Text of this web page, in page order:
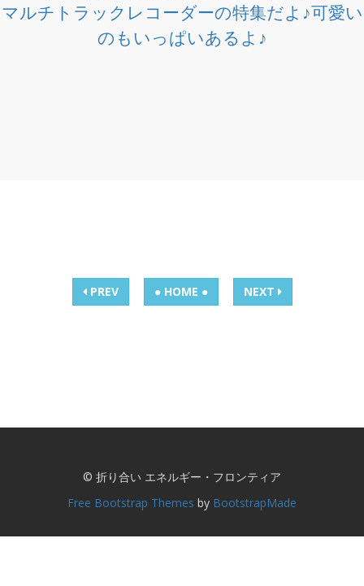
マルチトラックレコーダーの特集だよ♪可愛い
のもいっぱいあるよ♪
PREV ● HOME ● NEXT
© 折り合い エネルギー・フロンティア
Free Bootstrap Themes by BootstrapMade